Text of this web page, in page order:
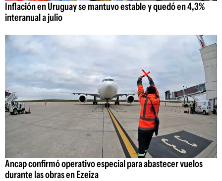
Inflación en Uruguay se mantuvo estable y quedó en 4,3%
interanual a julio
Ancap confirmó operativo especial para abastecer vuelos
durante las obras en Ezeiza